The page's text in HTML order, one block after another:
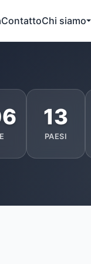
ContattoChi siamo
13
PAESI